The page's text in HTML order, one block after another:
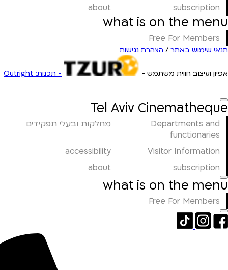
subscription
about
what is on the menu
Free For Members
תנאי שימוש באתר / הצהרת נגישות
אפיון ועיצוב חווית משתמש - - תכנות: Outright
Tel Aviv Cinematheque
Departments and
functionaries
מחלקות ובעלי תפקידים
Visitor Information
accessibility
subscription
about
what is on the menu
Free For Members